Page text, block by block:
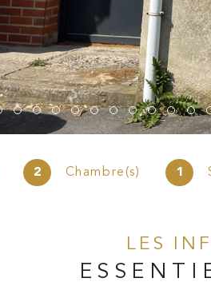
2 Chambre(s) 1
LES